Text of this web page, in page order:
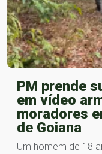
PM prende
em vídeo
moradores
de Goiana
Um homem de 18